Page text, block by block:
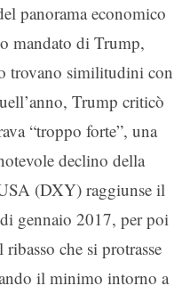
panorama economico
mandato di Trump,
trovano similitudini con
Trump criticò
“troppo forte”, una
declino della
(DXY) raggiunse il
gennaio 2017, per poi
che si protrasse
il minimo intorno a